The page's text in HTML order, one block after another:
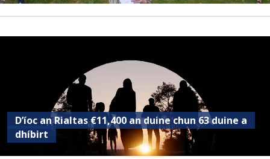
D’íoc an Rialtas €11,400 an duine chun 63 duine a
dhíbirt